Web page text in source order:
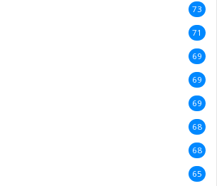
73
71
69
69
69
68
68
65